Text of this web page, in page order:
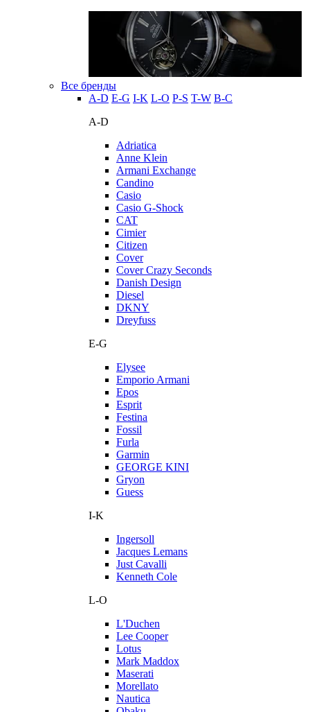
Все бренды
A-D E-G I-K L-O P-S T-W В-С
A-D
Adriatica
Anne Klein
Armani Exchange
Candino
Casio
Casio G-Shock
CAT
Cimier
Citizen
Cover
Cover Crazy Seconds
Danish Design
Diesel
DKNY
Dreyfuss
E-G
Elysee
Emporio Armani
Epos
Esprit
Festina
Fossil
Furla
Garmin
GEORGE KINI
Gryon
Guess
I-K
Ingersoll
Jacques Lemans
Just Cavalli
Kenneth Cole
L-O
L'Duchen
Lee Cooper
Lotus
Mark Maddox
Maserati
Morellato
Nautica